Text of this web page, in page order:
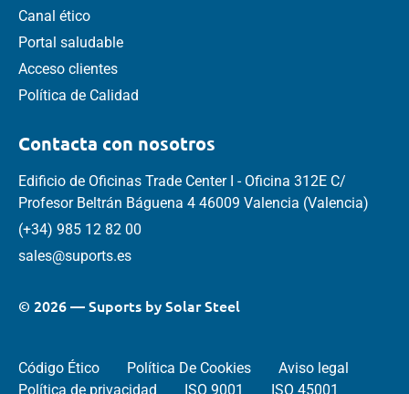
Canal ético
Portal saludable
Acceso clientes
Política de Calidad
Contacta con nosotros
Edificio de Oficinas Trade Center I - Oficina 312E C/
Profesor Beltrán Báguena 4 46009 Valencia (Valencia)
(+34) 985 12 82 00
sales@suports.es
© 2026 — Suports by Solar Steel
Código Ético Política De Cookies
Aviso legal
Política de privacidad
ISO 9001 ISO 45001